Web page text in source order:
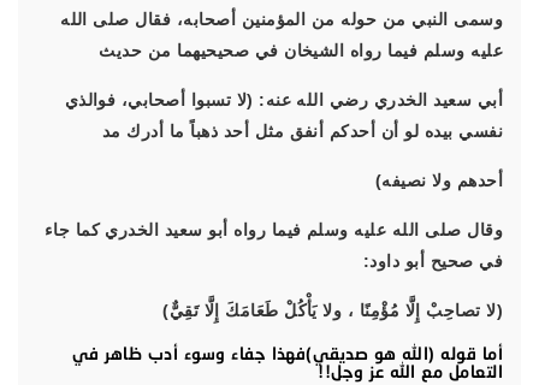
وسمى النبي من حوله من المؤمنين أصحابه، فقال صلى الله
عليه وسلم فيما رواه الشيخان في صحيحيهما من حديث
أبي سعيد الخدري رضي الله عنه: (لا تسبوا أصحابي، فوالذي
نفسي بيده لو أن أحدكم أنفق مثل أحد ذهباً ما أدرك مد
أحدهم ولا نصيفه)
وقال صلى الله عليه وسلم فيما رواه أبو سعيد الخدري كما جاء
في صحيح أبو داود:
(لا تصاحِبْ إِلَّا مُؤْمِنًا ، ولا يَأْكُلْ طَعَامَكَ إِلَّا تَقِيٌّ)
أما قوله (الله هو صديقي)فهذا جفاء وسوء أدب ظاهر في
التعامل مع الله عز وجل!!